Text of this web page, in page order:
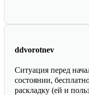
ddvorotnev
Ситуация перед
состоянии,
раскладку (ей и